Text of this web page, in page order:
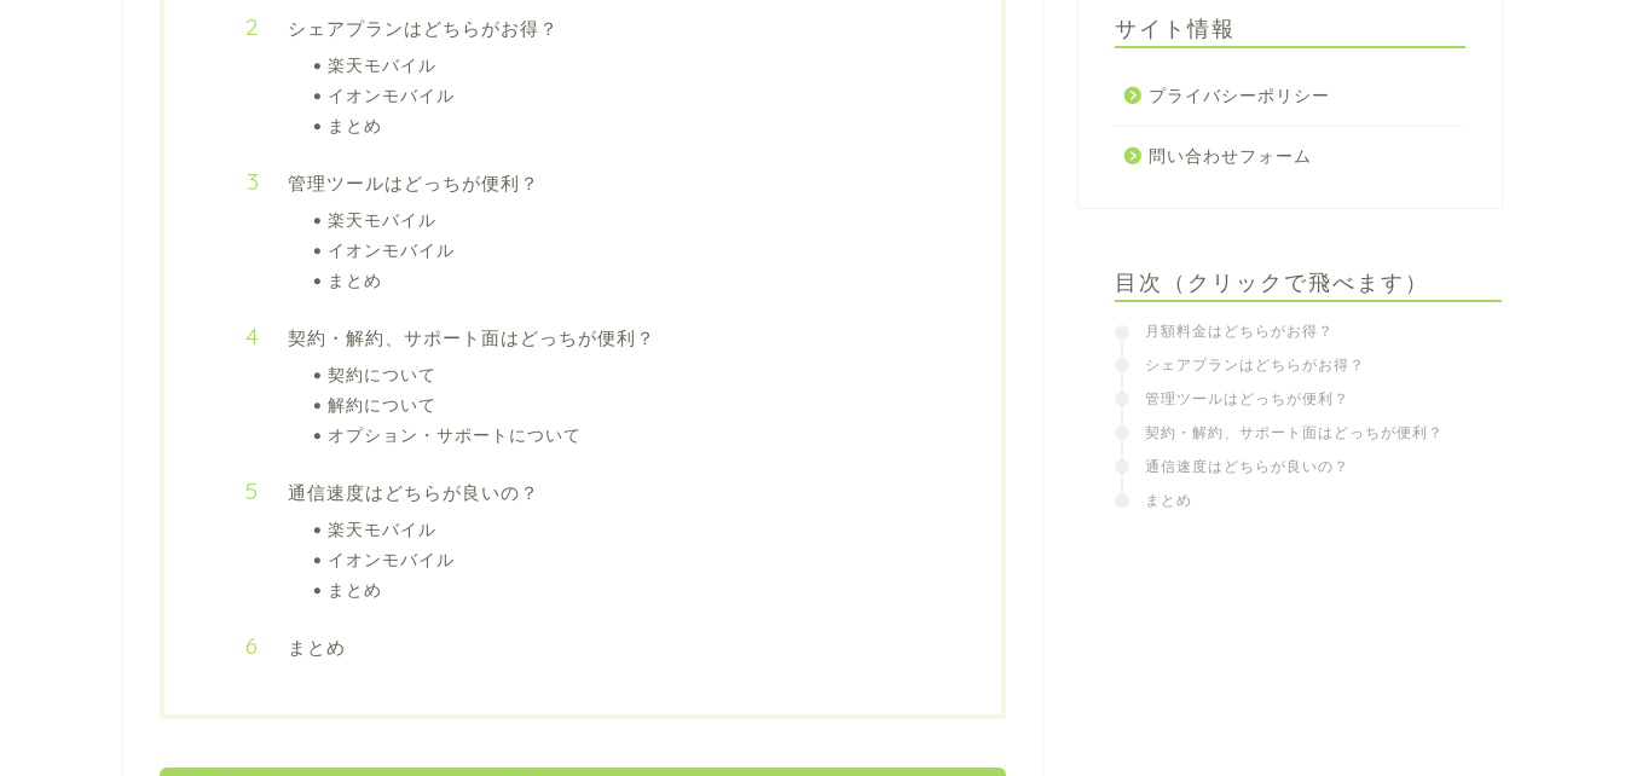
シェアプランはどちらがお得？
楽天モバイル
イオンモバイル
まとめ
管理ツールはどっちが便利？
楽天モバイル
イオンモバイル
まとめ
契約・解約、サポート面はどっちが便利？
契約について
解約について
オプション・サポートについて
通信速度はどちらが良いの？
楽天モバイル
イオンモバイル
まとめ
まとめ
サイト情報
プライバシーポリシー
問い合わせフォーム
目次（クリックで飛べます）
月額料金はどちらがお得？
シェアプランはどちらがお得？
管理ツールはどっちが便利？
契約・解約、サポート面はどっちが便利？
通信速度はどちらが良いの？
まとめ